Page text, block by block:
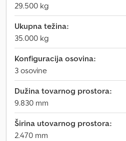
29.500 kg
Ukupna težina:
35.000 kg
Konfiguracija osovina:
3 osovine
Dužina tovarnog prostora:
9.830 mm
Širina utovarnog prostora:
2.470 mm